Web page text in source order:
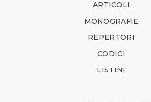
ARTICOLI
MONOGRAFIE
REPERTORI
CODICI
LISTINI